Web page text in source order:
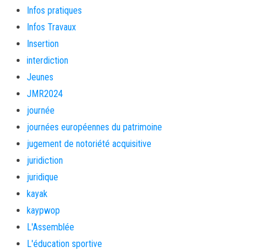
Infos pratiques
Infos Travaux
Insertion
interdiction
Jeunes
JMR2024
journée
journées européennes du patrimoine
jugement de notoriété acquisitive
juridiction
juridique
kayak
kaypwop
L'Assemblée
L'éducation sportive